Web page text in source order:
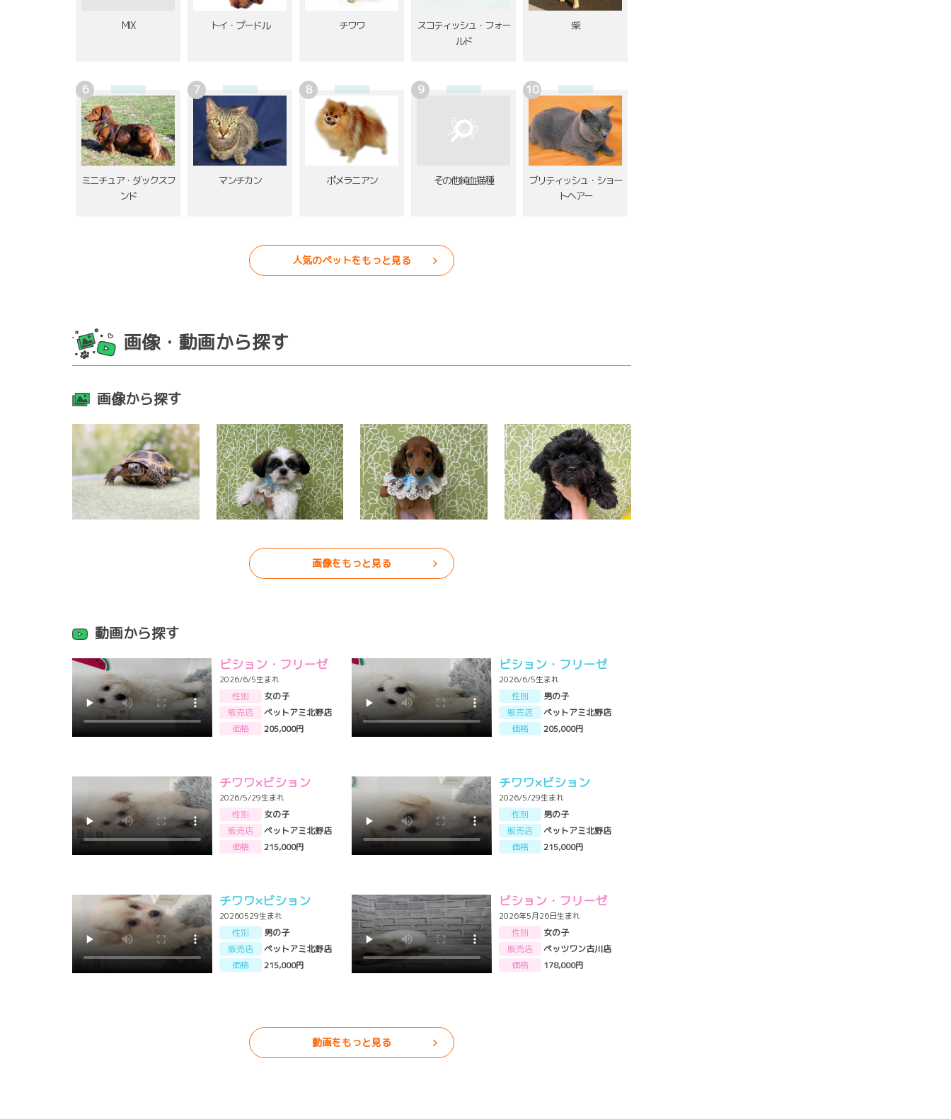
MIX トイ・プードル チワワ
スコティッシュ・フォー
ルド
柴
ミニチュア・ダックスフ
ンド
マンチカン ポメラニアン その他純血猫種
ブリティッシュ・ショー
トヘアー
人気のペットをもっと見る
画像・動画から探す
画像から探す
画像をもっと見る
動画から探す
ビション・フリーゼ
2026/6/5生まれ
性別
女の子
販売店
ペットアミ北野店
価格
205,000円
ビション・フリーゼ
2026/6/5生まれ
性別
男の子
販売店
ペットアミ北野店
価格
205,000円
チワワ×ビション
2026/5/29生まれ
性別
女の子
販売店
ペットアミ北野店
価格
215,000円
チワワ×ビション
2026/5/29生まれ
性別
男の子
販売店
ペットアミ北野店
価格
215,000円
チワワ×ビション
20260529生まれ
性別
男の子
販売店
ペットアミ北野店
価格
215,000円
ビション・フリーゼ
2026年5月26日生まれ
性別
女の子
販売店
ペッツワン古川店
価格
178,000円
動画をもっと見る